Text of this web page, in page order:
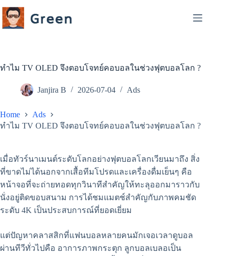
to
content
ทำไม TV OLED จึงตอบโจทย์คอบอลในช่วงฟุตบอลโลก ?
Janjira B 2026-07-04 Ads
Home
Ads
ทำไม TV OLED จึงตอบโจทย์คอบอลในช่วงฟุตบอลโลก ?
เมื่อทัวร์นาเมนต์ระดับโลกอย่างฟุตบอลโลกเวียนมาถึง สิ่ง
ที่ขาดไม่ได้นอกจากเสื้อทีมโปรดและเครื่องดื่มเย็นๆ คือ
หน้าจอที่จะถ่ายทอดทุกวินาทีสำคัญให้ทะลุออกมาราวกับ
นั่งอยู่ติดขอบสนาม การได้ชมแมตช์สำคัญกับภาพคมชัด
ระดับ 4K เป็นประสบการณ์ที่ยอดเยี่ยม
แต่ปัญหาคลาสสิกที่แฟนบอลหลายคนมักเจอเวลาดูบอล
ผ่านทีวีทั่วไปคือ อาการภาพกระตุก ลูกบอลเบลอเป็น